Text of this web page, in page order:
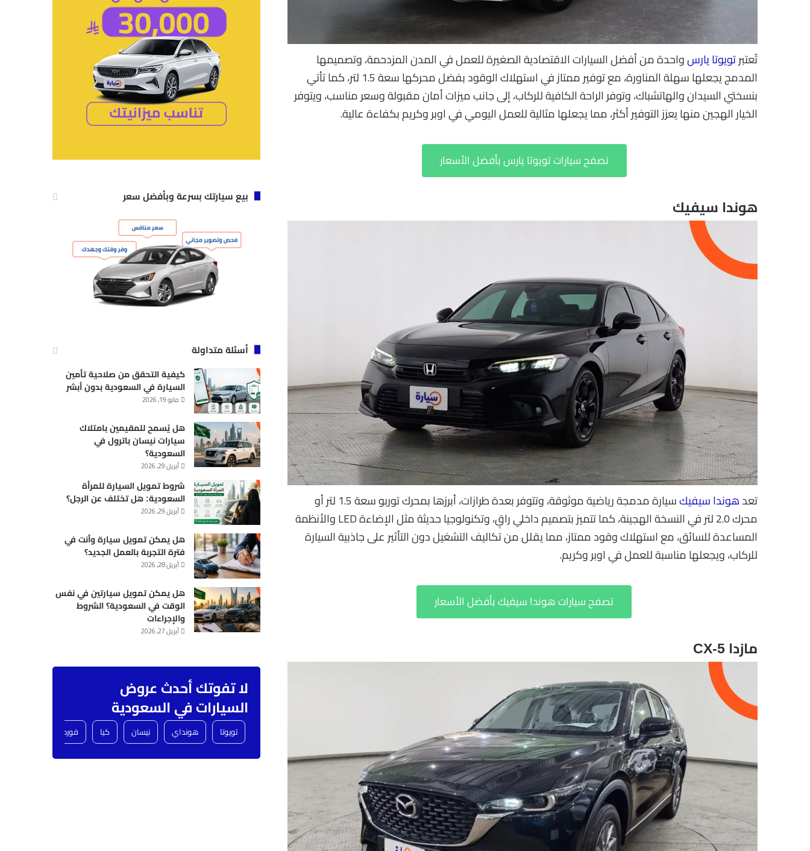
تُعتبرتويوتا يارسواحدة من أفضل السيارات الاقتصادية الصغيرة للعمل في المدن المزدحمة، وتصميمها
المدمج يجعلها سهلة المناورة، مع توفير ممتاز في استهلاك الوقود بفضل محركها سعة 1.5 لتر، كما تأتي
بنسختي السيدان والهاتشباك، وتوفر الراحة الكافية للركاب، إلى جانب ميزات أمان مقبولة وسعر مناسب، ويتوفر
الخيار الهجين منها يعزز التوفير أكثر، مما يجعلها مثالية للعمل اليومي في اوبر وكريم بكفاءة عالية.
تصفح سيارات تويوتا يارس بأفضل الأسعار
هوندا سيفيك
تعدهوندا سيفيك
سيارة مدمجة رياضية موثوقة، وتتوفر بعدة طرازات، أبرزها بمحرك توربو سعة 1.5 لتر أو
محرك 2.0 لتر في النسخة الهجينة، كما تتميز بتصميم داخلي راقٍ، وتكنولوجيا حديثة مثل الإضاءة LED والأنظمة
المساعدة للسائق، مع استهلاك وقود ممتاز، مما يقلل من تكاليف التشغيل دون التأثير على جاذبية السيارة
للركاب، ويجعلها مناسبة للعمل في اوبر وكريم.
تصفح سيارات هوندا سيفيك بأفضل الأسعار
مازدا CX-5
بيع سيارتك بسرعة وبأفضل سعر
أسئلة متداولة
كيفية التحقق من صلاحية تأمين
السيارة في السعودية بدون أبشر
مايو 19, 2026
هل يُسمح للمقيمين بامتلاك
سيارات نيسان باترول في
السعودية؟
أبريل 29, 2026
شروط تمويل السيارة للمرأة
السعودية: هل تختلف عن الرجل؟
أبريل 29, 2026
هل يمكن تمويل سيارة وأنت في
فترة التجربة بالعمل الجديد؟
أبريل 28, 2026
هل يمكن تمويل سيارتين في نفس
الوقت في السعودية؟ الشروط
والإجراءات
أبريل 27, 2026
لا تفوتك أحدث عروض
السيارات في السعودية
تويوتا هونداي نيسان كيا فورد